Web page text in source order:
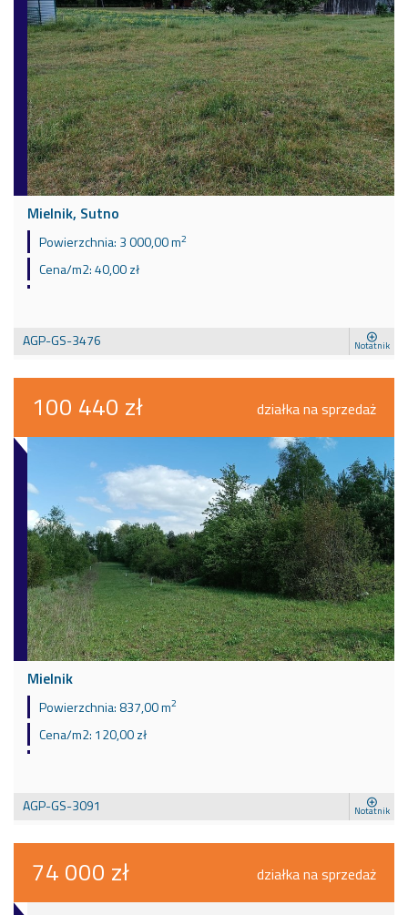
Mielnik, Sutno
Powierzchnia: 3 000,00 m2
Cena/m2:40,00 zł
AGP-GS-3476 Notatnik
100 440 zł działka na sprzedaż
Mielnik
Powierzchnia: 837,00 m2
Cena/m2: 120,00 zł
AGP-GS-3091 Notatnik
74 000 zł działka na sprzedaż